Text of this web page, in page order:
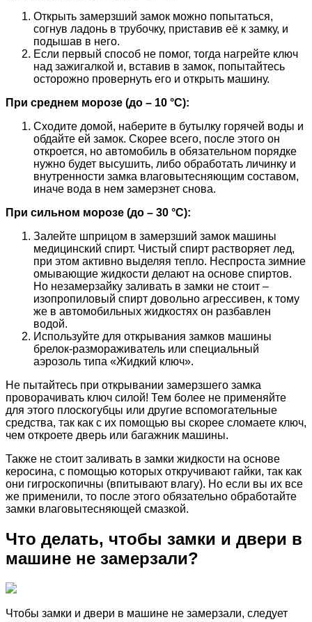
Открыть замерзший замок можно попытаться,
согнув ладонь в трубочку, приставив её к замку, и
подышав в него.
Если первый способ не помог, тогда нагрейте ключ
над зажигалкой и, вставив в замок, попытайтесь
осторожно провернуть его и открыть машину.
При среднем морозе (до – 10 °C):
Сходите домой, наберите в бутылку горячей воды и
обдайте ей замок. Скорее всего, после этого он
откроется, но автомобиль в обязательном порядке
нужно будет высушить, либо обработать личинку и
внутренности замка влаговытесняющим составом,
иначе вода в нем замерзнет снова.
При сильном морозе (до – 30 °C):
Залейте шприцом в замерзший замок машины
медицинский спирт. Чистый спирт растворяет лед,
при этом активно выделяя тепло. Неспроста зимние
омывающие жидкости делают на основе спиртов.
Но незамерзайку заливать в замки не стоит –
изопропиловый спирт довольно агрессивен, к тому
же в автомобильных жидкостях он разбавлен
водой.
Используйте для открывания замков машины
брелок-размораживатель или специальный
аэрозоль типа «Жидкий ключ».
Не пытайтесь при открывании замерзшего замка
проворачивать ключ силой! Тем более не применяйте
для этого плоскогубцы или другие вспомогательные
средства, так как с их помощью вы скорее сломаете ключ,
чем откроете дверь или багажник машины.
Также не стоит заливать в замки жидкости на основе
керосина, с помощью которых откручивают гайки, так как
они гигроскопичны (впитывают влагу). Но если вы их все
же применили, то после этого обязательно обработайте
замки влаговытесняющей смазкой.
Что делать, чтобы замки и двери в
машине не замерзали?
Чтобы замки и двери в машине не замерзали, следует